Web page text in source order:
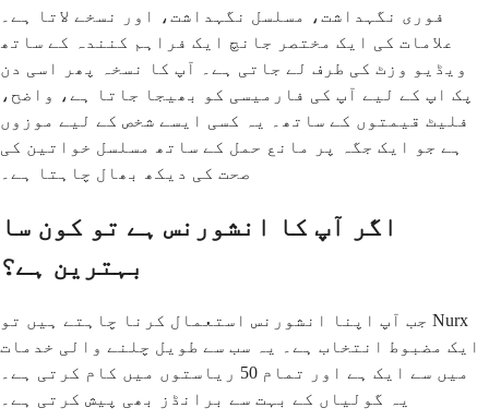
فوری نگہداشت، مسلسل نگہداشت، اور نسخے لاتا ہے۔
علامات کی ایک مختصر جانچ ایک فراہم کنندہ کے ساتھ
ویڈیو وزٹ کی طرف لے جاتی ہے۔ آپ کا نسخہ پھر اسی دن
پک اپ کے لیے آپ کی فارمیسی کو بھیجا جاتا ہے، واضح،
فلیٹ قیمتوں کے ساتھ۔ یہ کسی ایسے شخص کے لیے موزوں
ہے جو ایک جگہ پر مانع حمل کے ساتھ مسلسل خواتین کی
صحت کی دیکھ بھال چاہتا ہے۔
اگر آپ کا انشورنس ہے تو کون سا
بہترین ہے؟
جب آپ اپنا انشورنس استعمال کرنا چاہتے ہیں تو Nurx
ایک مضبوط انتخاب ہے۔ یہ سب سے طویل چلنے والی خدمات
میں سے ایک ہے اور تمام 50 ریاستوں میں کام کرتی ہے۔
یہ گولیاں کے بہت سے برانڈز بھی پیش کرتی ہے۔